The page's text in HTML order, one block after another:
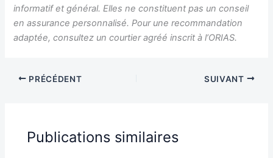
informatif et général. Elles ne constituent pas un conseil
en assurance personnalisé. Pour une recommandation
adaptée, consultez un courtier agréé inscrit à l’ORIAS.
PRÉCÉDENT SUIVANT
Publications similaires